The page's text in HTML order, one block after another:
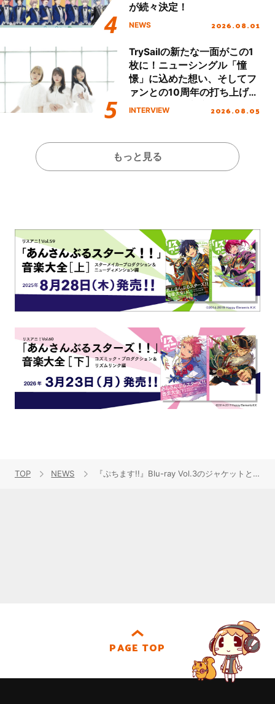
が続々決定！
NEWS 2026.08.01
TrySailの新たな一面がこの1
枚に！ニューシングル「憧
憬」に込めた想い、そしてフ
ァンとの10周年の打ち上げラ
イブを終えた心境を聞いた。
INTERVIEW 2026.08.05
もっと見る
TOP NEWS 『ぷちます!!』Blu-ray Vol.3のジャケットとキャラCD Vol.4のジャケット・商品詳細公開！試聴もスタート！
PAGE TOP